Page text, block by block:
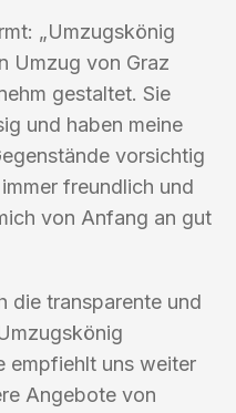
„Umzugskönig
Umzug von Graz
gestaltet. Sie
und haben meine
vorsichtig
freundlich und
von Anfang an gut
die transparente und
empfiehlt uns weiter
Angebote von